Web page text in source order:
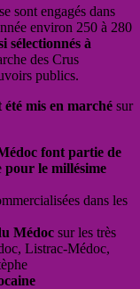
sont engagés dans
environ 250 à 280
sélectionnés à
des Crus
publics.
mis en marché sur
font partie de
pour le millésime
dans les
Médoc sur les très
Listrac-Médoc,